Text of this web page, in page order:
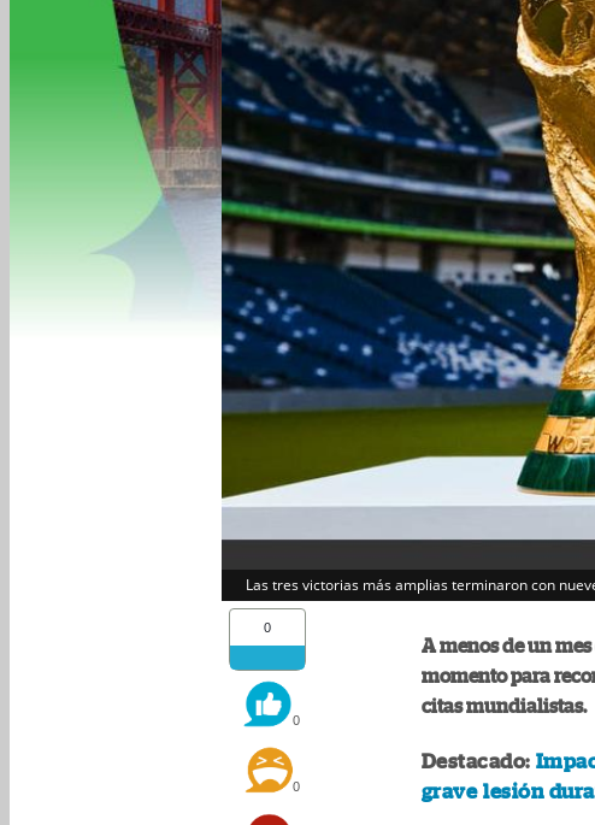
Las tres victorias más amplias terminaron con
0
0
0
A menos de un
momento para
citas mundialistas.
Destacado:
grave lesión